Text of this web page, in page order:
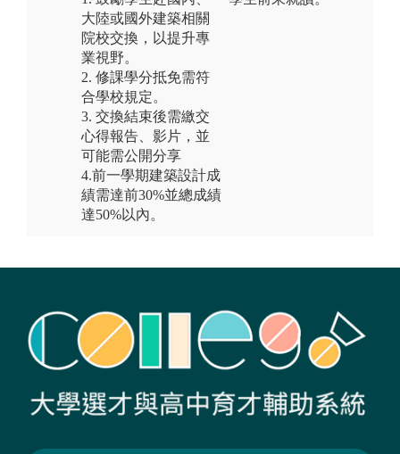
大陸或國外建築相關
院校交換，以提升專
業視野。
2. 修課學分抵免需符
合學校規定。
3. 交換結束後需繳交
心得報告、影片，並
可能需公開分享
4.前一學期建築設計成
績需達前30%並總成績
達50%以內。